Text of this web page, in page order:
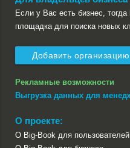
Если у Вас есть бизнес,
площадка для поиска новых
Добавить организацию
Рекламные возможности
Выгрузка данных для
О проекте:
О Big-Book для пользователей